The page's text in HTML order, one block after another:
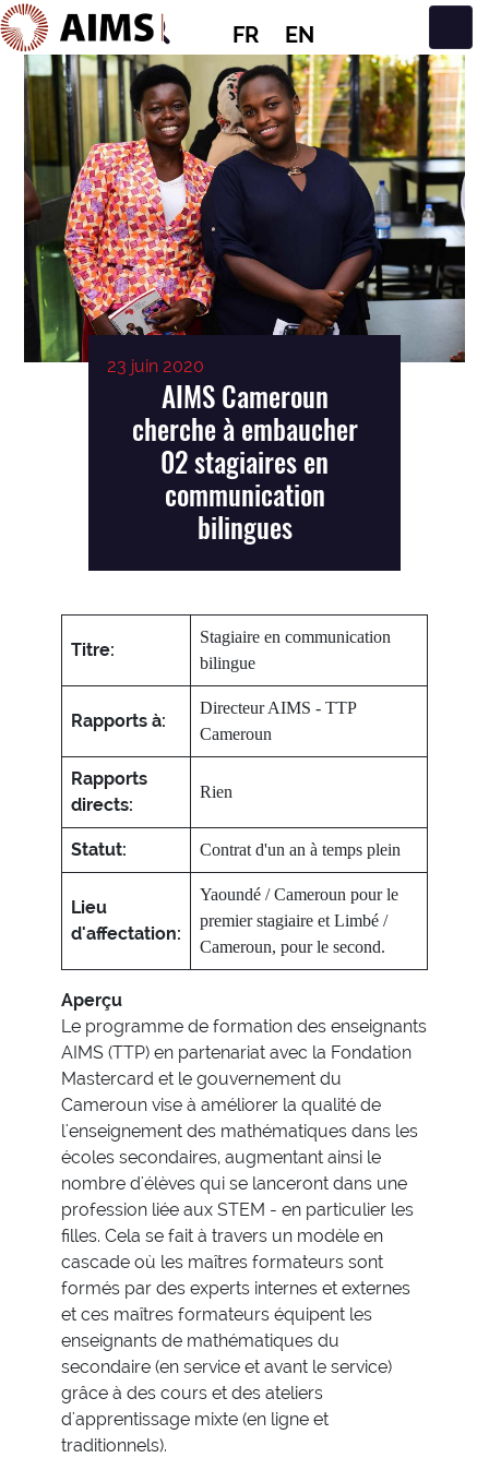
FR EN
Navigation principale
23 juin 2020
AIMS Cameroun
cherche à embaucher
02 stagiaires en
communication
bilingues
Titre:
Stagiaire en communication
bilingue
Rapports à:
Directeur AIMS - TTP
Cameroun
Rapports
directs:
Rien
Statut: Contrat d'un an à temps plein
Lieu
d'affectation:
Yaoundé / Cameroun pour le
premier stagiaire et Limbé /
Cameroun, pour le second.
Aperçu
Le programme de formation des enseignants
AIMS (TTP) en partenariat avec la Fondation
Mastercard et le gouvernement du
Cameroun vise à améliorer la qualité de
l'enseignement des mathématiques dans les
écoles secondaires, augmentant ainsi le
nombre d'élèves qui se lanceront dans une
profession liée aux STEM - en particulier les
filles. Cela se fait à travers un modèle en
cascade où les maîtres formateurs sont
formés par des experts internes et externes
et ces maîtres formateurs équipent les
enseignants de mathématiques du
secondaire (en service et avant le service)
grâce à des cours et des ateliers
d'apprentissage mixte (en ligne et
traditionnels).